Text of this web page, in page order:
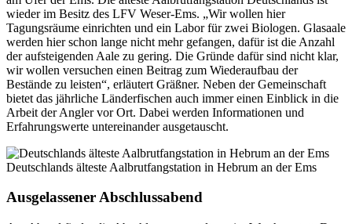
wieder im Besitz des LFV Weser-Ems. „Wir wollen hier
Tagungsräume einrichten und ein Labor für zwei Biologen. Glasaale
werden hier schon lange nicht mehr gefangen, dafür ist die Anzahl
der aufsteigenden Aale zu gering. Die Gründe dafür sind nicht klar,
wir wollen versuchen einen Beitrag zum Wiederaufbau der
Bestände zu leisten“, erläutert Gräßner. Neben der Gemeinschaft
bietet das jährliche Länderfischen auch immer einen Einblick in die
Arbeit der Angler vor Ort. Dabei werden Informationen und
Erfahrungswerte untereinander ausgetauscht.
Deutschlands älteste Aalbrutfangstation in Hebrum an der Ems
Ausgelassener Abschlussabend